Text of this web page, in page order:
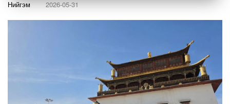
Нийгэм 2026-05-31